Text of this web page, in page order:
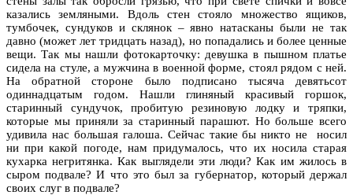
казались земляными. Вдоль стен стояло множество ящиков,
тумбочек, сундуков и склянок – явно натасканы были не так
давно (может лет тридцать назад), но попадались и более ценные
вещи. Так мы нашли фотокарточку: девушка в пышном платье
сидела на стуле, а мужчина в военной форме, стоял рядом с ней.
На обратной стороне было подписано тысяча девятьсот
одиннадцатым годом. Нашли глиняный красивый горшок,
старинный сундучок, пробитую резиновую лодку и тряпки,
которые мы приняли за старинный парашют. Но больше всего
удивила нас большая галоша. Сейчас такие бы никто не носил
ни при какой погоде, нам придумалось, что их носила старая
кухарка негритянка. Как выглядели эти люди? Как им жилось в
сыром подвале? И что это был за губернатор, который держал
своих слуг в подвале?